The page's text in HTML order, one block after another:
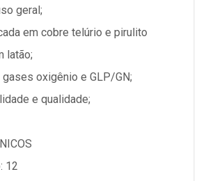
geral;
em cobre telúrio e pirulito
latão;
oxigênio e GLP/GN;
e qualidade;
12